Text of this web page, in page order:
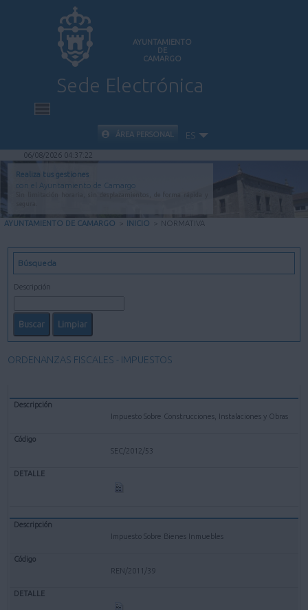
AYUNTAMIENTO
DE
CAMARGO
Sede Electrónica
INICIO
INFORMACIÓN PÚBLICA
CARPETA CIUDADANA
AYUDA
ÁREA PERSONAL ES
06/08/2026 04:37:23
Realiza tus gestiones
con el Ayuntamiento de Camargo
AYUNTAMIENTO DE CAMARGO > INICIO > NORMATIVA
Búsqueda
Descripción
ORDENANZAS FISCALES - IMPUESTOS
Impuesto Sobre Construcciones, Instalaciones y Obras
SEC/2012/53
Impuesto Sobre Bienes Inmuebles
REN/2011/39